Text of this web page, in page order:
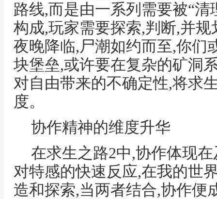
路线,而是由一系列需要被“清
构成,玩家需要探索,判断,并
夜晚降临,尸潮如约而至,你们
块堡垒,或许要在复杂的矿洞
对自由带来的不确定性,将求
度。
协作精神的维度升华
在求生之路2中,协作体现
对特感的快速反应,在我的世
造和探索,当两者结合,协作便